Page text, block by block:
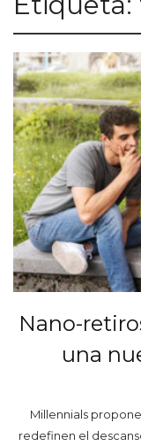
Nano-
una
Millennials
redefinen el